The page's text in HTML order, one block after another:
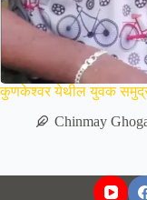
कुणकेश्वर येथील युवक
Chinmay